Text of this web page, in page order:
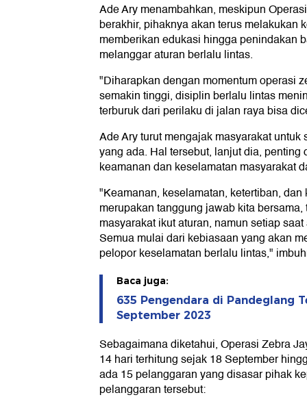
Ade Ary menambahkan, meskipun
berakhir, pihaknya akan terus melakukan
memberikan edukasi hingga penindakan
melanggar aturan berlalu lintas.
"Diharapkan dengan momentum operasi
semakin tinggi, disiplin berlalu lintas
terburuk dari perilaku di jalan raya bisa
Ade Ary turut mengajak masyarakat
yang ada. Hal tersebut, lanjut dia,
keamanan dan keselamatan masyarakat
"Keamanan, keselamatan, ketertiban,
merupakan tanggung jawab kita
masyarakat ikut aturan, namun setiap
Semua mulai dari kebiasaan yang akan
pelopor keselamatan berlalu lintas,"
Baca juga:
635 Pengendara di Pandeglang
September 2023
Sebagaimana diketahui, Operasi Zebra
14 hari terhitung sejak 18 September
ada 15 pelanggaran yang disasar pihak
pelanggaran tersebut: